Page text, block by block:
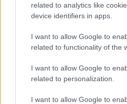
related to analytics like
device identifiers in apps.
I want to allow Google to
related to functionality of the
I want to allow Google to
related to personalization.
I want to allow Google to
Mephisto a